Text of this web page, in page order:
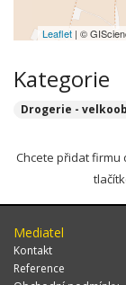
Leaflet | ©
Kategorie
Drogerie -
Chcete přidat firmu
Mediatel
Kontakt
Reference